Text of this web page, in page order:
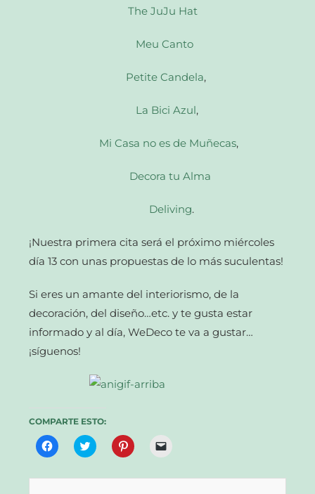
The JuJu Hat
Meu Canto
Petite Candela,
La Bici Azul,
Mi Casa no es de Muñecas,
Decora tu Alma
Deliving.
¡Nuestra primera cita será el próximo miércoles
día 13 con unas propuestas de lo más suculentas!
Si eres un amante del interiorismo, de la
decoración, del diseño…etc. y te gusta estar
informado y al día, WeDeco te va a gustar…
¡síguenos!
COMPARTE ESTO:
Haz
clic
en
Haz
clic
en
Haz
clic
en
Haz
clic
un